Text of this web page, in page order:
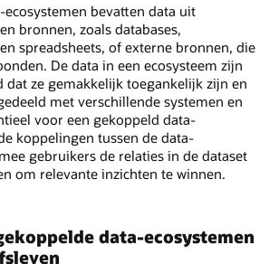
ecosystemen bevatten data uit
bronnen, zoals databases,
spreadsheets, of externe bronnen, die
De data in een ecosysteem zijn
dat ze gemakkelijk toegankelijk zijn en
met verschillende systemen en
voor een gekoppeld data-
koppelingen tussen de data-
gebruikers de relaties in de dataset
om relevante inzichten te winnen.
data-ecosystemen